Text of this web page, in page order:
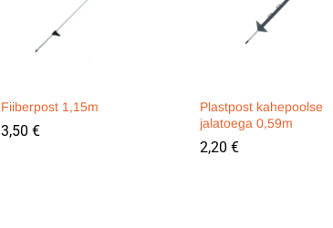
Fiiberpost 1,15m
3,50 €
3,50 €
Plastpost kahepoolse
jalatoega 0,59m
2,20 €
2,20 €